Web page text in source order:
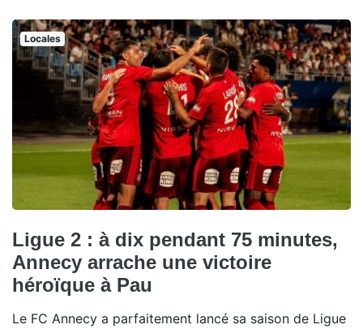
Locales
Ligue 2 : à dix pendant 75 minutes,
Annecy arrache une victoire
héroïque à Pau
Le FC Annecy a parfaitement lancé sa saison de Ligue